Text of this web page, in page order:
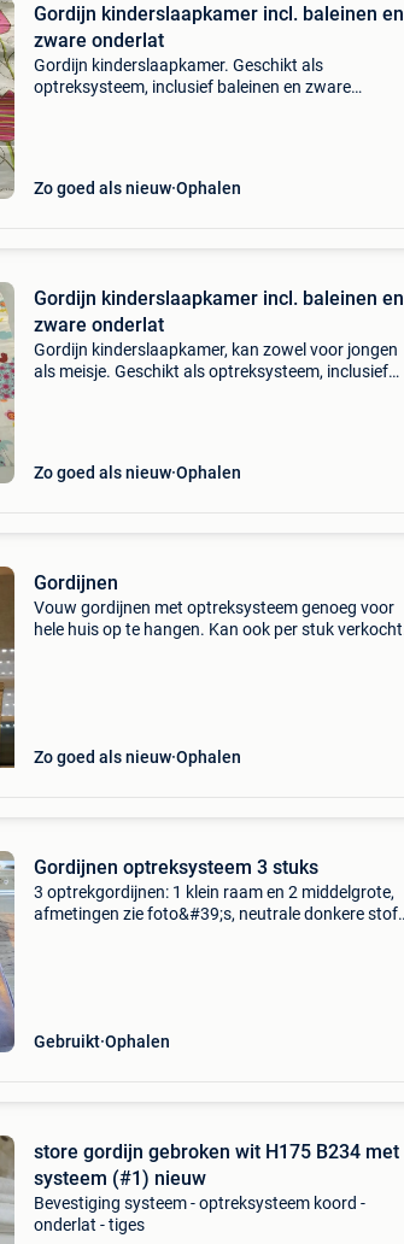
Gordijn kinderslaapkamer incl. baleinen en
zware onderlat
Gordijn kinderslaapkamer. Geschikt als
optreksysteem, inclusief baleinen en zware
Zo goed als nieuw Ophalen
Gordijn kinderslaapkamer incl. baleinen en
zware onderlat
Gordijn kinderslaapkamer, kan zowel voor jongen
als meisje. Geschikt als optreksysteem, inclusief
Zo goed als nieuw Ophalen
Gordijnen
Vouw gordijnen met optreksysteem genoeg voor
hele huis op te hangen. Kan ook per stuk verkocht
Zo goed als nieuw Ophalen
Gordijnen optreksysteem 3 stuks
3 optrekgordijnen: 1 klein raam en 2 middelgrote,
afmetingen zie foto&#39;s, neutrale donkere stof
Gebruikt Ophalen
store gordijn gebroken wit H175 B234 met
systeem (#1) nieuw
Bevestiging systeem - optreksysteem koord -
onderlat - tiges